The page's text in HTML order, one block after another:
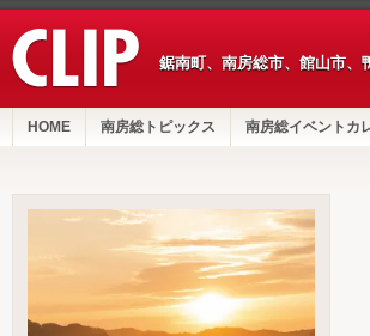
鋸南町、南房総市、館山市、
HOME 南房総トピックス 南房総イベントカ